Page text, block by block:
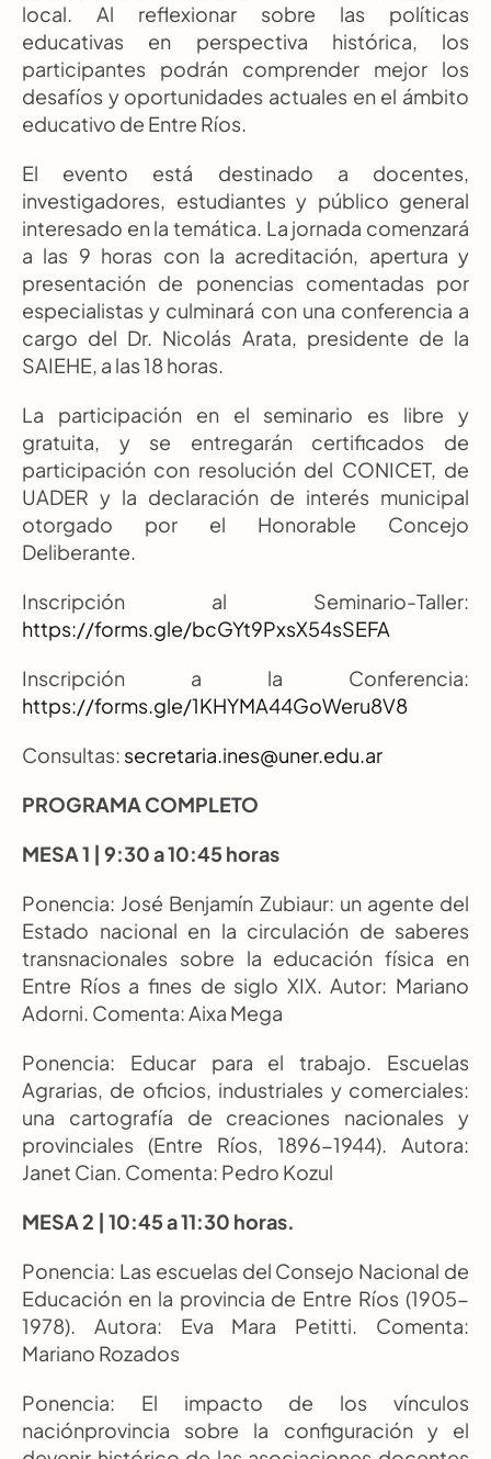
local. Al reflexionar sobre las políticas
educativas en perspectiva histórica, los
participantes podrán comprender mejor los
desafíos y oportunidades actuales en el ámbito
educativo de Entre Ríos.
El evento está destinado a docentes,
investigadores, estudiantes y público general
interesado en la temática. La jornada comenzará
a las 9 horas con la acreditación, apertura y
presentación de ponencias comentadas por
especialistas y culminará con una conferencia a
cargo del Dr. Nicolás Arata, presidente de la
SAIEHE, a las 18 horas.
La participación en el seminario es libre y
gratuita, y se entregarán certificados de
participación con resolución del CONICET, de
UADER y la declaración de interés municipal
otorgado por el Honorable Concejo
Deliberante.
Inscripción al Seminario-Taller:
https://forms.gle/bcGYt9PxsX54sSEFA
Inscripción a la Conferencia:
https://forms.gle/1KHYMA44GoWeru8V8
Consultas: secretaria.ines@uner.edu.ar
PROGRAMA COMPLETO
MESA 1 | 9:30 a 10:45 horas
Ponencia: José Benjamín Zubiaur: un agente del
Estado nacional en la circulación de saberes
transnacionales sobre la educación física en
Entre Ríos a fines de siglo XIX. Autor: Mariano
Adorni. Comenta: Aixa Mega
Ponencia: Educar para el trabajo. Escuelas
Agrarias, de oficios, industriales y comerciales:
una cartografía de creaciones nacionales y
provinciales (Entre Ríos, 1896-1944). Autora:
Janet Cian. Comenta: Pedro Kozul
MESA 2 | 10:45 a 11:30 horas.
Ponencia: Las escuelas del Consejo Nacional de
Educación en la provincia de Entre Ríos (1905-
1978). Autora: Eva Mara Petitti. Comenta:
Mariano Rozados
Ponencia: El impacto de los vínculos
naciónprovincia sobre la configuración y el